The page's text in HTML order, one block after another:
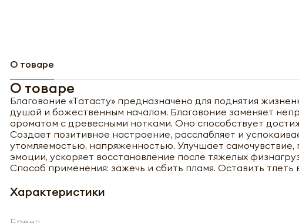
О товаре
О товаре
Благовоние «Татасту» предназначено для поднятия
душой и божественным началом. Благовоние заменяет
ароматом с древесными нотками. Оно способствует
Создает позитивное настроение, расслабляет и
утомляемостью, напряженностью. Улучшает
эмоции, ускоряет восстановление после тяжелых
Способ применения: зажечь и сбить пламя. Оставить
Характеристики